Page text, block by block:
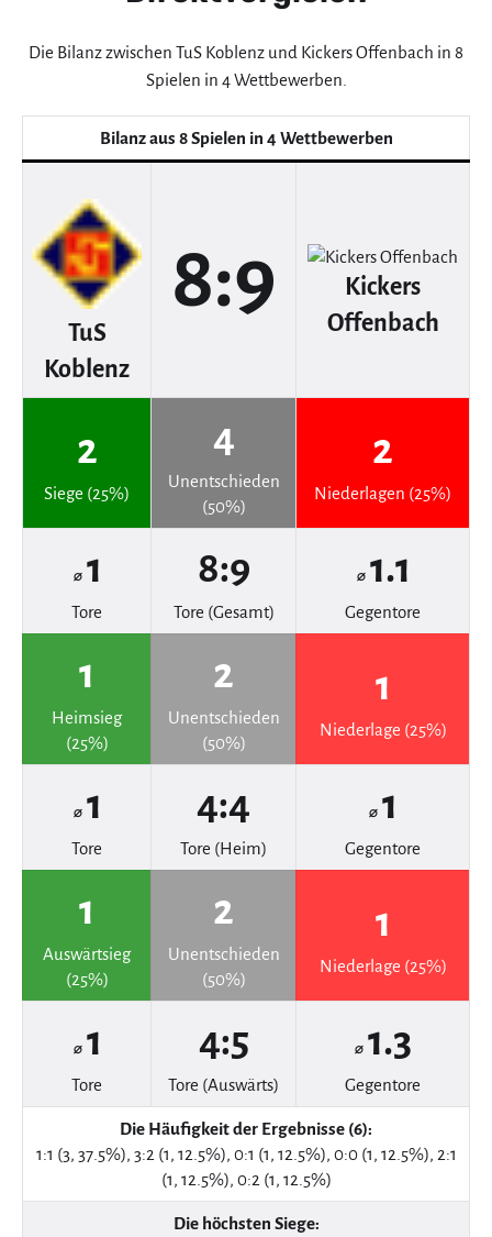
Die Bilanz zwischen TuS Koblenz und Kickers Offenbach in 8
Spielen in 4 Wettbewerben.
Bilanz aus 8 Spielen in 4 Wettbewerben
TuS
Koblenz
8:9
Kickers
Offenbach
2
Siege (25%)
4
Unentschieden
(50%)
2
Niederlagen (25%)
⌀ 1
Tore
8:9
Tore (Gesamt)
⌀ 1.1
Gegentore
1
Heimsieg
(25%)
2
Unentschieden
(50%)
1
Niederlage (25%)
⌀ 1
Tore
4:4
Tore (Heim)
⌀ 1
Gegentore
1
Auswärtsieg
(25%)
2
Unentschieden
(50%)
1
Niederlage (25%)
⌀ 1
Tore
4:5
Tore (Auswärts)
⌀ 1.3
Gegentore
Die Häufigkeit der Ergebnisse (6):
1:1 (3, 37.5%), 3:2 (1, 12.5%), 0:1 (1, 12.5%), 0:0 (1, 12.5%), 2:1
(1, 12.5%), 0:2 (1, 12.5%)
Die höchsten Siege: